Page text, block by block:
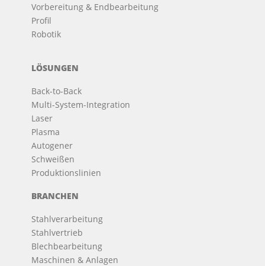
Vorbereitung & Endbearbeitung
Profil
Robotik
LÖSUNGEN
Back-to-Back
Multi-System-Integration
Laser
Plasma
Autogener
Schweißen
Produktionslinien
BRANCHEN
Stahlverarbeitung
Stahlvertrieb
Blechbearbeitung
Maschinen & Anlagen